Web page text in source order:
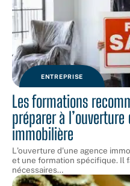
ENTREPRISE
Les formations
préparer à l’ouverture
immobilière
L'ouverture d'une agence
et une formation spécifique. Il
nécessaires…